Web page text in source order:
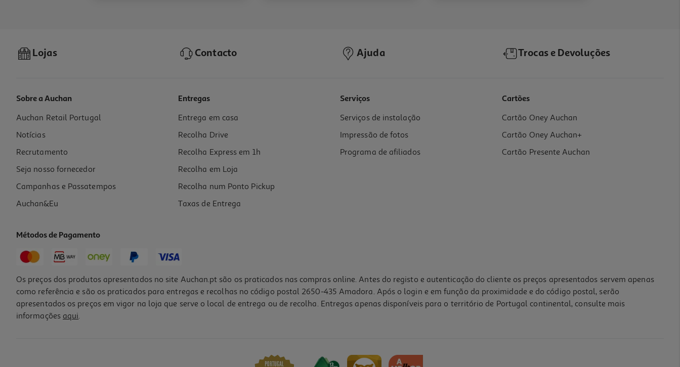
Lojas Contacto Ajuda Trocas e Devoluções
Sobre a Auchan
Auchan Retail Portugal
Notícias
Recrutamento
Seja nosso fornecedor
Campanhas e Passatempos
Auchan&Eu
Entregas
Entrega em casa
Recolha Drive
Recolha Express em 1h
Recolha em Loja
Recolha num Ponto Pickup
Taxas de Entrega
Serviços
Serviços de instalação
Impressão de fotos
Programa de afiliados
Cartões
Cartão Oney Auchan
Cartão Oney Auchan+
Cartão Presente Auchan
Métodos de Pagamento
Os preços dos produtos apresentados no site Auchan.pt são os praticados nas compras online. Antes do registo e autenticação do cliente os preços apresentados servem apenas
como referência e são os praticados para entregas e recolhas no código postal 2650-435 Amadora. Após o login e em função da proximidade e do código postal, serão
apresentados os preços em vigor na loja que serve o local de entrega ou de recolha. Entregas apenas disponíveis para o território de Portugal continental, consulte mais
informações aqui.